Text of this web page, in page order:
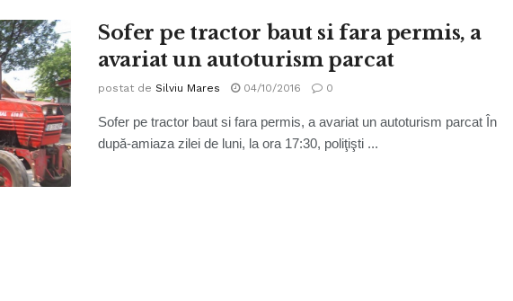
Sofer pe tractor baut si fara permis, a
avariat un autoturism parcat
postat de Silviu Mares 04/10/2016 0
Sofer pe tractor baut si fara permis, a avariat un autoturism parcat În
după-amiaza zilei de luni, la ora 17:30, poliţişti ...